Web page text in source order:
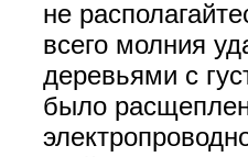
не
всего молния
деревьями с
было